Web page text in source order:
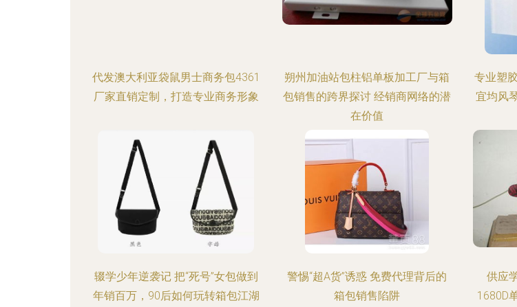
代发澳大利亚袋鼠男士商务包4361
厂家直销定制，打造专业商务形象
朔州加油站包柱铝单板加工厂与箱
包销售的跨界探讨 经销商网络的潜
在价值
专业塑
宜均风
辍学少年逆袭记 把“死号”女包做到
年销百万，90后如何玩转箱包江湖
警惕“超A货”诱惑 免费代理背后的
箱包销售陷阱
供应
1680D